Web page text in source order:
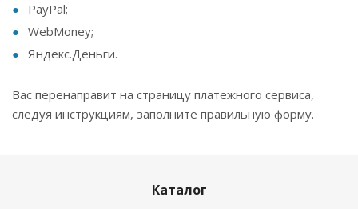
PayPal;
WebMoney;
Яндекс.Деньги.
Вас перенаправит на страницу платежного сервиса,
следуя инструкциям, заполните правильную форму.
Каталог